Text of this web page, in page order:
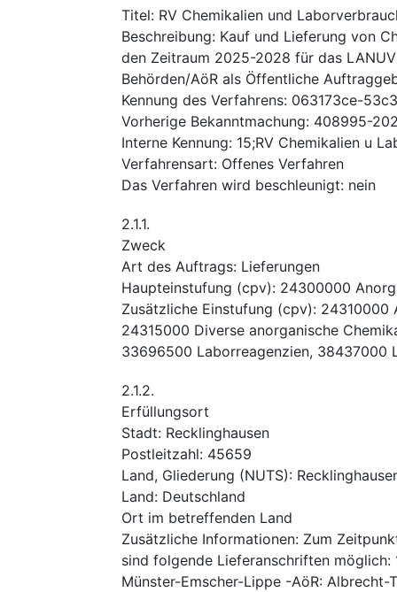
Titel: RV Chemikalien und
Beschreibung: Kauf und Lieferung von
den Zeitraum 2025-2028 für das
Behörden/AöR als Öffentliche
Kennung des Verfahrens: 063173ce-
Vorherige Bekanntmachung: 408995-
Interne Kennung: 15;RV Chemikalien u
Verfahrensart: Offenes Verfahren
Das Verfahren wird beschleunigt: nein
2.1.1.
Zweck
Art des Auftrags: Lieferungen
Haupteinstufung (cpv): 24300000
Zusätzliche Einstufung (cpv): 24310000
24315000 Diverse anorganische
33696500 Laborreagenzien, 38437000
2.1.2.
Erfüllungsort
Stadt: Recklinghausen
Postleitzahl: 45659
Land, Gliederung (NUTS):
Land: Deutschland
Ort im betreffenden Land
Zusätzliche Informationen: Zum
sind folgende Lieferanschriften möglich:
Münster-Emscher-Lippe -AöR: